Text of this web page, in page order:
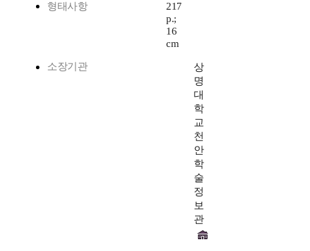
형태사항
217
p.;
16
cm
소장기관
상
명
대
학
교
천
안
학
술
정
보
관